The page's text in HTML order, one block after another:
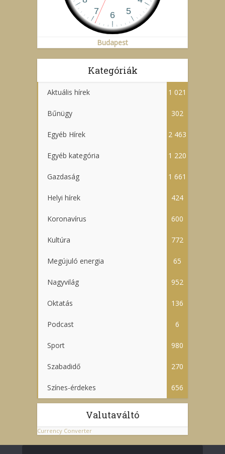
Budapest
Kategóriák
Aktuális hírek 1 021
Bűnügy 302
Egyéb Hírek 2 463
Egyéb kategória 1 220
Gazdaság 1 661
Helyi hírek 424
Koronavírus 600
Kultúra 772
Megújuló energia 65
Nagyvilág 952
Oktatás 136
Podcast 6
Sport 980
Szabadidő 270
Színes-érdekes 656
Valutaváltó
Currency Converter